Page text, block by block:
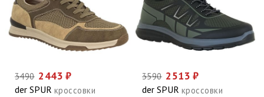
3490 2443 ₽
der SPUR кроссовки
3590 2513 ₽
der SPUR кроссовки